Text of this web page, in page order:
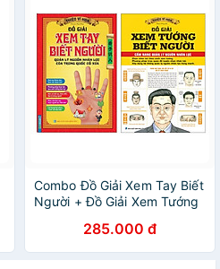
Combo Đồ Giải Xem Tay Biết
Người + Đồ Giải Xem Tướng
Quản Lý Nguồn Nhân Lực
(BM)
285.000 đ